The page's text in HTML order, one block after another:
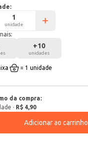
unidade
+10
unidades
= 1 unidade
da compra:
· R$ 4,90
Adicionar ao carrinho